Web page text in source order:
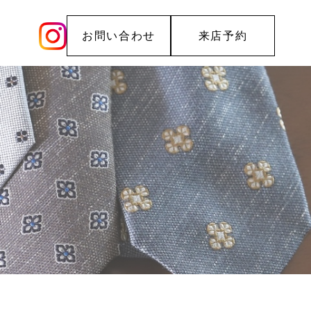
お問い合わせ 来店予約